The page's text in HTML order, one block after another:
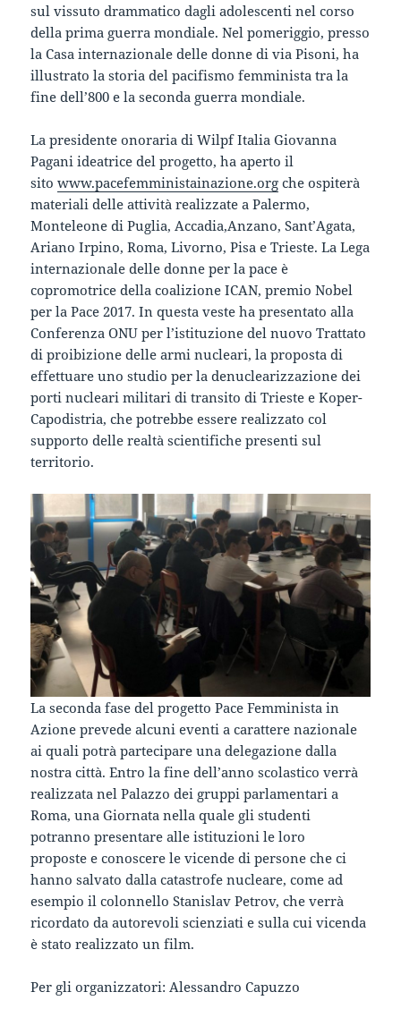
sul vissuto drammatico dagli adolescenti nel corso
della prima guerra mondiale. Nel pomeriggio, presso
la Casa internazionale delle donne di via Pisoni, ha
illustrato la storia del pacifismo femminista tra la
fine dell’800 e la seconda guerra mondiale.
La presidente onoraria di Wilpf Italia Giovanna
Pagani ideatrice del progetto, ha aperto il
sitowww.pacefemministainazione.org che ospiterà
materiali delle attività realizzate a Palermo,
Monteleone di Puglia, Accadia,Anzano, Sant’Agata,
Ariano Irpino, Roma, Livorno, Pisa e Trieste. La Lega
internazionale delle donne per la pace è
copromotrice della coalizione ICAN, premio Nobel
per la Pace 2017. In questa veste ha presentato alla
Conferenza ONU per l’istituzione del nuovo Trattato
di proibizione delle armi nucleari, la proposta di
effettuare uno studio per la denuclearizzazione dei
porti nucleari militari di transito di Trieste e Koper-
Capodistria, che potrebbe essere realizzato col
supporto delle realtà scientifiche presenti sul
territorio.
La seconda fase del progetto Pace Femminista in
Azione prevede alcuni eventi a carattere nazionale
ai quali potrà partecipare una delegazione dalla
nostra città. Entro la fine dell’anno scolastico verrà
realizzata nel Palazzo dei gruppi parlamentari a
Roma, una Giornata nella quale gli studenti
potranno presentare alle istituzioni le loro
proposte e conoscere le vicende di persone che ci
hanno salvato dalla catastrofe nucleare, come ad
esempio il colonnello Stanislav Petrov, che verrà
ricordato da autorevoli scienziati e sulla cui vicenda
è stato realizzato un film.
Per gli organizzatori: Alessandro Capuzzo